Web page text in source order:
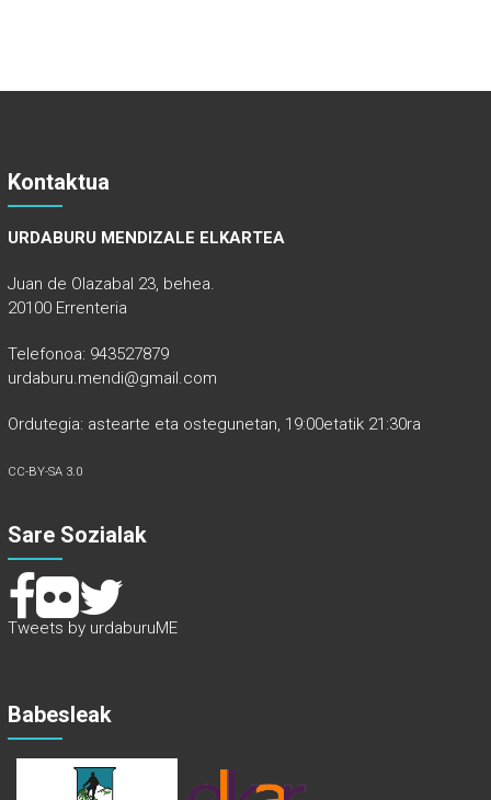
Kontaktua
URDABURU MENDIZALE ELKARTEA
Juan de Olazabal 23, behea.
20100 Errenteria
Telefonoa: 943527879
urdaburu.mendi@gmail.com
Ordutegia: astearte eta ostegunetan, 19:00etatik 21:30ra
CC-BY-SA 3.0
Sare Sozialak
Tweets by urdaburuME
Babesleak